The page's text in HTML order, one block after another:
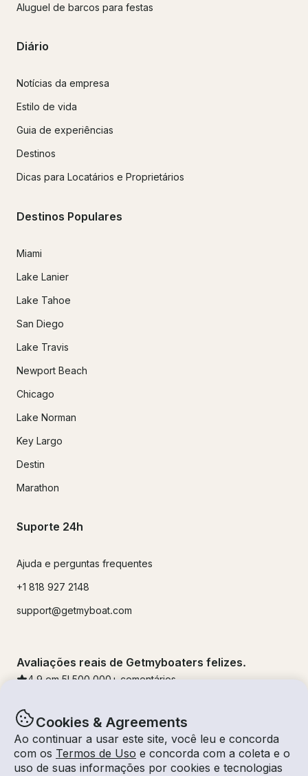
Cookies & Agreements
Ao continuar a usar este site, você leu e concorda
com os Termos de Uso e concorda com a coleta e o
uso de suas informações por cookies e tecnologias
Aluguel de barcos para festas
Diário
Notícias da empresa
Estilo de vida
Guia de experiências
Destinos
Dicas para Locatários e Proprietários
Destinos Populares
Miami
Lake Lanier
Lake Tahoe
San Diego
Lake Travis
Newport Beach
Chicago
Lake Norman
Key Largo
Destin
Marathon
Suporte 24h
Ajuda e perguntas frequentes
+1 818 927 2148
support@getmyboat.com
Avaliações reais de Getmyboaters felizes.
4.9 em 5! 500,000 + comentários